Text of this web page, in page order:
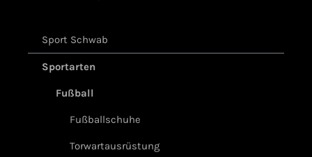
Sport Schwab
Sportarten
Fußball
Fußballschuhe
Torwartausrüstung